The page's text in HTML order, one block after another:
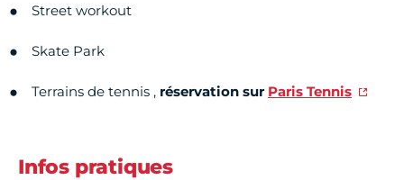
Street workout
Skate Park
Terrains de tennis , réservation sur Paris Tennis
Infos pratiques